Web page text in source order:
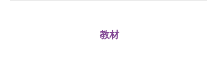
教材